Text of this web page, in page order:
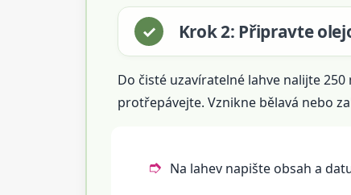
Krok 2: Připravte
Do čisté uzavíratelné lahve nalijte
protřepávejte. Vznikne bělavá nebo
Na lahev napište obsah a